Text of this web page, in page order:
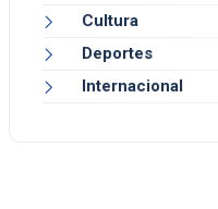
Cultura
Deportes
Internacional